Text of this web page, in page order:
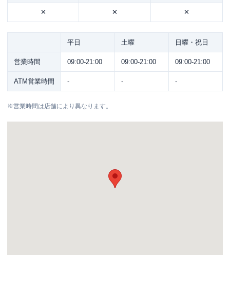
✕ ✕ ✕
平日 土曜 日曜・祝日
営業時間 09:00-21:00 09:00-21:00 09:00-21:00
ATM営業時間 - - -
※営業時間は店舗により異なります。